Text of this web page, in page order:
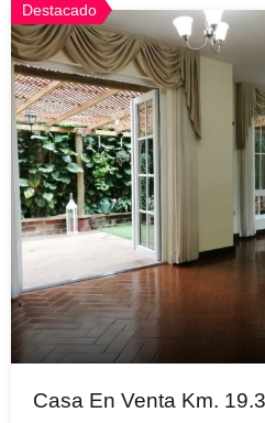
Destacado
Casa En Venta Km.